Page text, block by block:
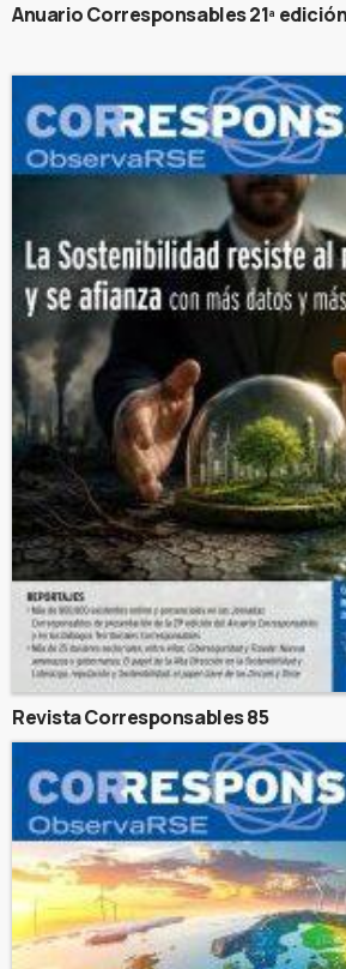
Anuario Corresponsables 21ª
Revista Corresponsables 85